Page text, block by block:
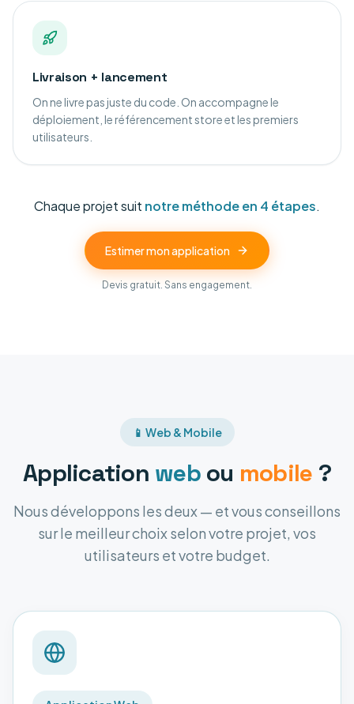
Livraison + lancement
On ne livre pas juste du code. On accompagne le
déploiement, le référencement store et les premiers
utilisateurs.
Chaque projet suit notre méthode en 4 étapes.
Estimer mon application
Devis gratuit. Sans engagement.
📱 Web & Mobile
Application webou mobile ?
Nous développons les deux — et vous conseillons
sur le meilleur choix selon votre projet, vos
utilisateurs et votre budget.